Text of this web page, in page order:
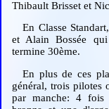
Thibault Brisset et
En Classe
et Alain Bossée
termine 30ème.
En plus de ces
général, trois pilotes
par manche: 4 fois